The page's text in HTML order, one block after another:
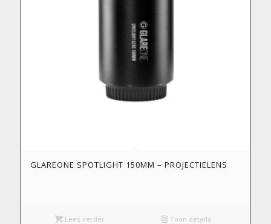
GLAREONE SPOTLIGHT 150MM – PROJECTIELENS
Lees verder Toon details